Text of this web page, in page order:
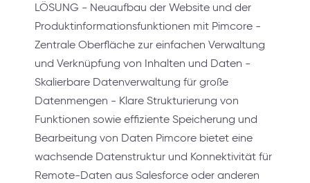
LÖSUNG - Neuaufbau der Website und der
Produktinformationsfunktionen mit Pimcore -
Zentrale Oberfläche zur einfachen Verwaltung
und Verknüpfung von Inhalten und Daten -
Skalierbare Datenverwaltung für große
Datenmengen - Klare Strukturierung von
Funktionen sowie effiziente Speicherung und
Bearbeitung von Daten Pimcore bietet eine
wachsende Datenstruktur und Konnektivität für
Remote-Daten aus Salesforce oder anderen